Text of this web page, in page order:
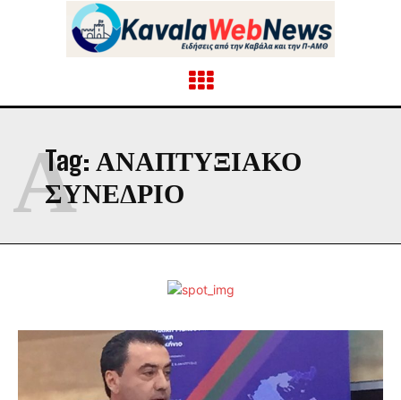
Tag: ΑΝΑΠΤΥΞΙΑΚΟ
ΣΥΝΕΔΡΙΟ
Α